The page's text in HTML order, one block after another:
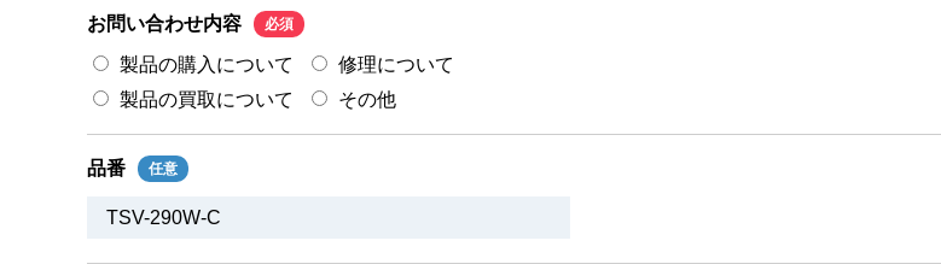
お問い合わせ内容 必須
製品の購入について
修理について
製品の買取について
その他
品番 任意